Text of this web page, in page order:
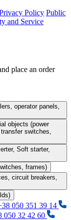
Policy Public
and Service
place an order
operator panels,
objects (power
switches,
Soft starter,
frames)
circuit breakers,
050 351 39 14
050 32 42 60